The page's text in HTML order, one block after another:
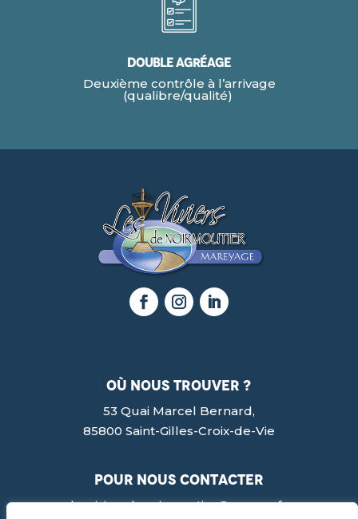
Double agréage
Deuxième contrôle à l’arrivage
(qualibre/qualité)
où nous trouver ?
53 Quai Marcel Bernard,
85800 Saint-Gilles-Croix-de-Vie
pour nous contacter
lesviviersdenoirmoutier@orange.fr